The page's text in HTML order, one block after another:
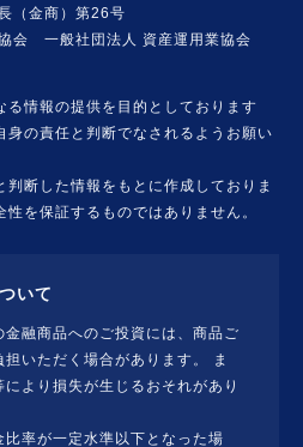
（金商）第26号
会 一般社団法人 資産運用業協会
る情報の提供を目的としております
身の責任と判断でなされるようお願い
断した情報をもとに作成しておりま
を保証するものではありません。
いて
融商品へのご投資には、商品ご
いただく場合があります。 ま
より損失が生じるおそれがあり
率が一定水準以下となった場